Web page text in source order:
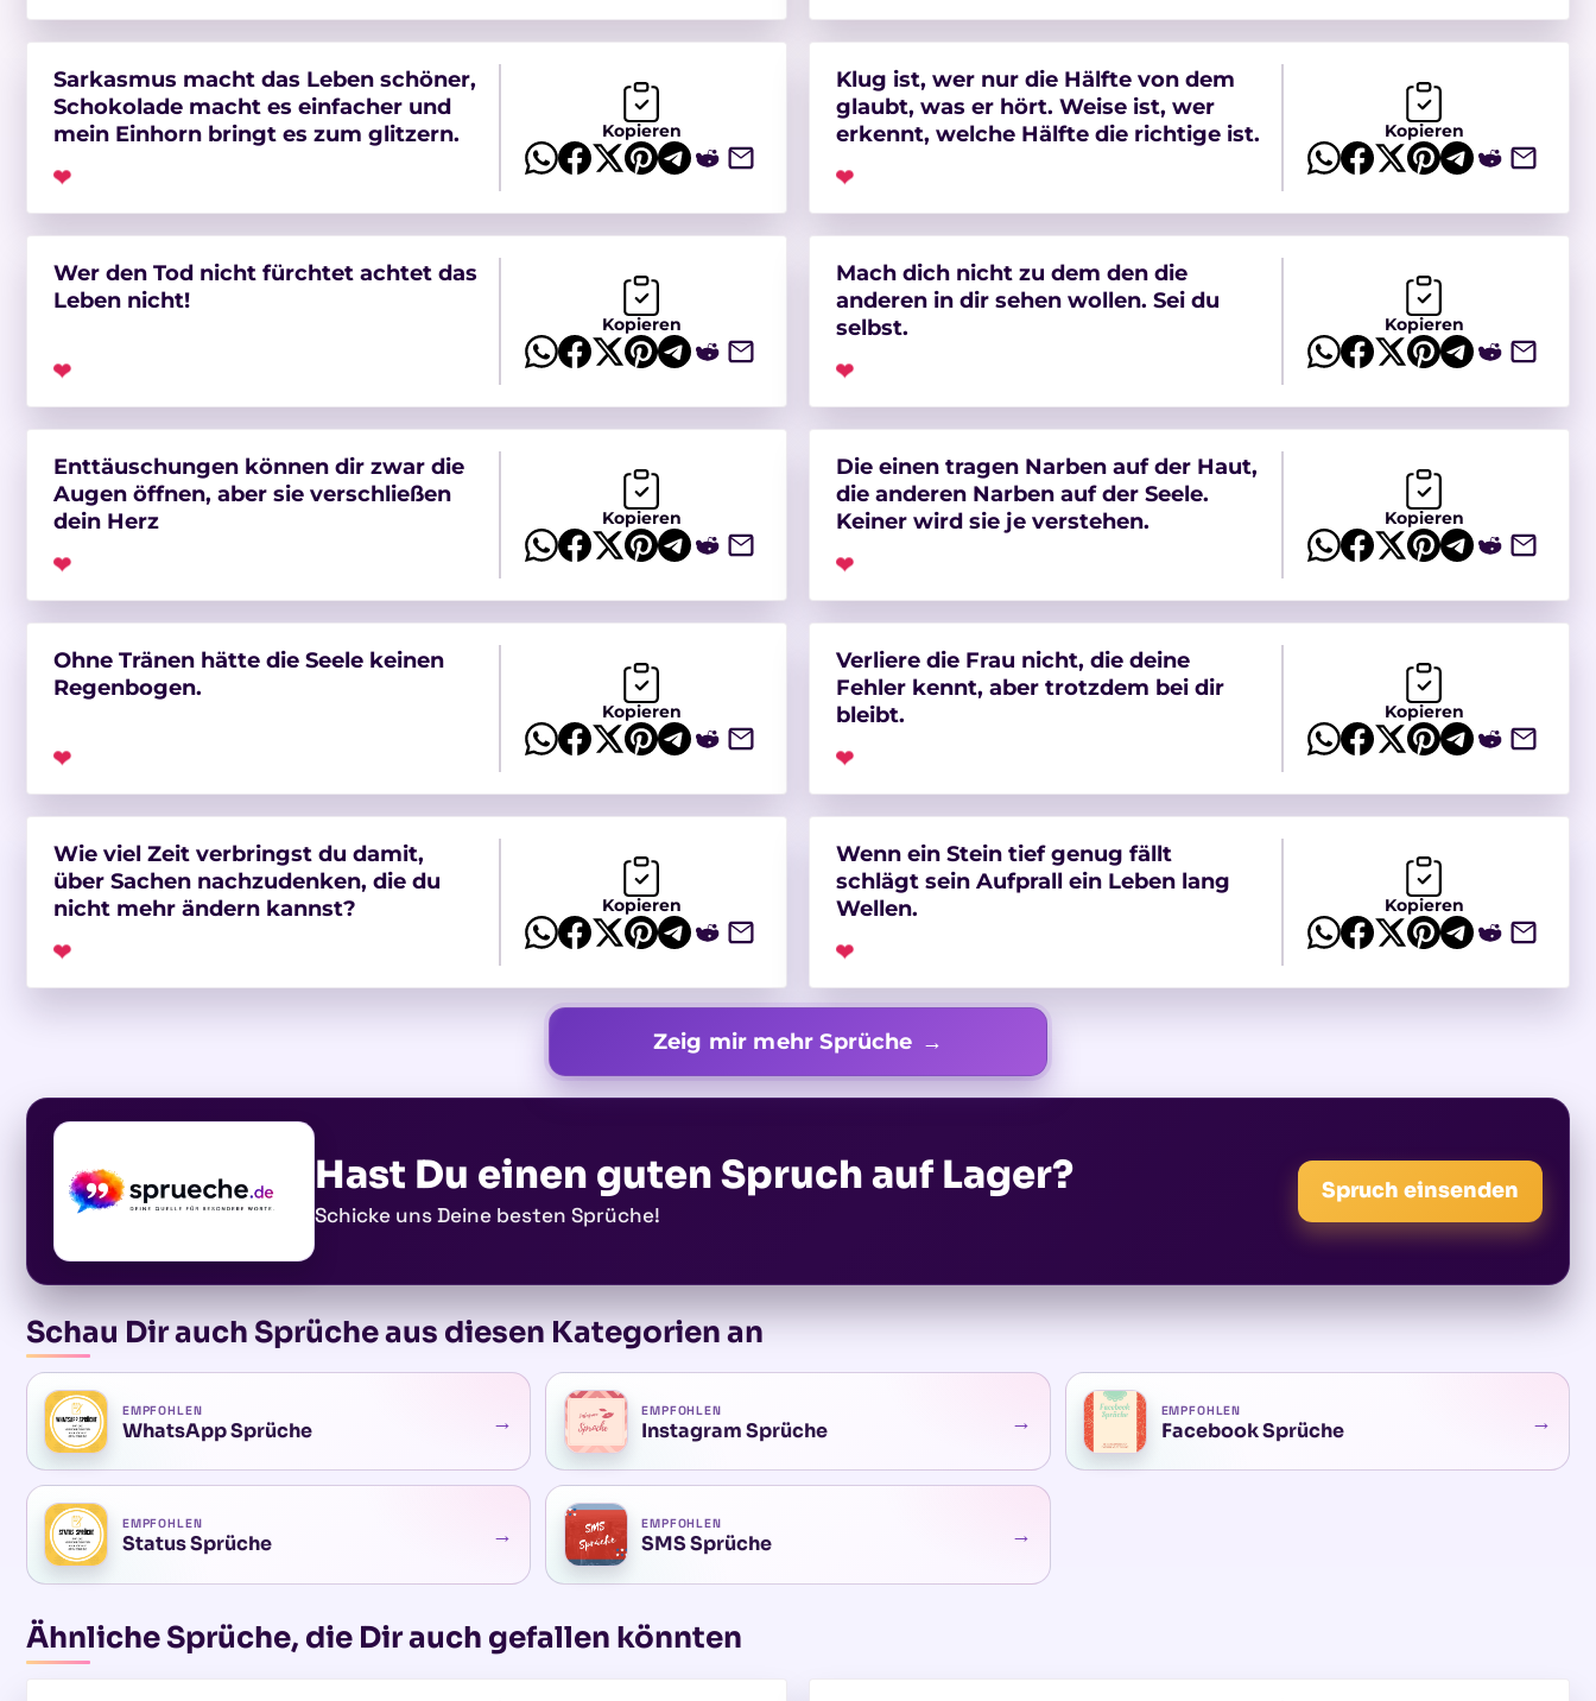
Sarkasmus macht das Leben schöner,
Schokolade macht es einfacher und
mein Einhorn bringt es zum glitzern.
❤
Kopieren
Klug ist, wer nur die Hälfte von dem
glaubt, was er hört. Weise ist, wer
erkennt, welche Hälfte die richtige ist.
❤
Kopieren
Wer den Tod nicht fürchtet achtet das
Leben nicht!
❤
Kopieren
Mach dich nicht zu dem den die
anderen in dir sehen wollen. Sei du
selbst.
❤
Kopieren
Enttäuschungen können dir zwar die
Augen öffnen, aber sie verschließen
dein Herz
❤
Kopieren
Die einen tragen Narben auf der Haut,
die anderen Narben auf der Seele.
Keiner wird sie je verstehen.
❤
Kopieren
Ohne Tränen hätte die Seele keinen
Regenbogen.
❤
Kopieren
Verliere die Frau nicht, die deine
Fehler kennt, aber trotzdem bei dir
bleibt.
❤
Kopieren
Wie viel Zeit verbringst du damit,
über Sachen nachzudenken, die du
nicht mehr ändern kannst?
❤
Kopieren
Wenn ein Stein tief genug fällt
schlägt sein Aufprall ein Leben lang
Wellen.
❤
Kopieren
Zeig mir mehr Sprüche
Hast Du einen guten Spruch auf Lager?
Schicke uns Deine besten Sprüche!
Spruch einsenden
Schau Dir auch Sprüche aus diesen Kategorien an
EMPFOHLEN
WhatsApp Sprüche → EMPFOHLEN
Instagram Sprüche → EMPFOHLEN
Facebook Sprüche →
EMPFOHLEN
Status Sprüche → EMPFOHLEN
SMS Sprüche →
Ähnliche Sprüche, die Dir auch gefallen könnten